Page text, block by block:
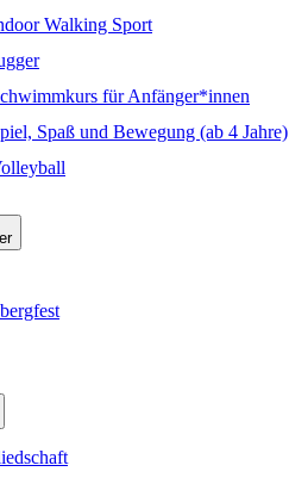
Walking Sport
für Anfänger*innen
Spaß und Bewegung (ab 4 Jahre)